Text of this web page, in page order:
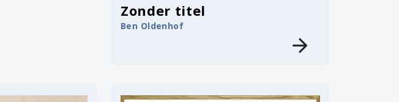
Zonder titel
Ben Oldenhof